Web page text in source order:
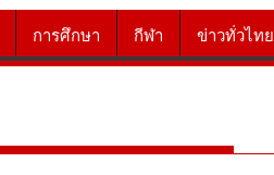
การศึกษา กีฬา ข่าวทั่วไทย